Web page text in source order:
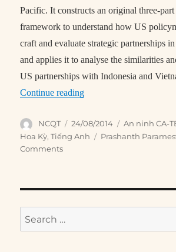
Pacific. It constructs an original three-
framework to understand how US
craft and evaluate strategic partnerships
and applies it to analyse the similarities
US partnerships with Indonesia and
Continue reading“Explaining US
Author
NCQT
Posted
on
24/08/2014 Categories
An ninh CA-
Hoa Kỳ,Tiếng Anh Tags
Prashanth
Comments
Search
for: